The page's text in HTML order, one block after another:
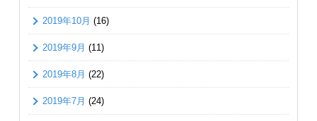
2019年10月 (16)
2019年9月 (11)
2019年8月 (22)
2019年7月 (24)